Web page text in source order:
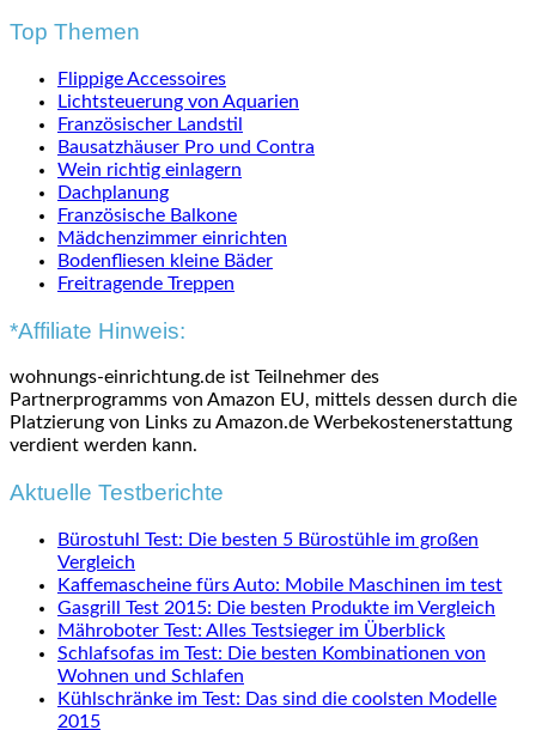
Top Themen
Flippige Accessoires
Lichtsteuerung von Aquarien
Französischer Landstil
Bausatzhäuser Pro und Contra
Wein richtig einlagern
Dachplanung
Französische Balkone
Mädchenzimmer einrichten
Bodenfliesen kleine Bäder
Freitragende Treppen
*Affiliate Hinweis:
wohnungs-einrichtung.de ist Teilnehmer des
Partnerprogramms von Amazon EU, mittels dessen durch die
Platzierung von Links zu Amazon.de Werbekostenerstattung
verdient werden kann.
Aktuelle Testberichte
Bürostuhl Test: Die besten 5 Bürostühle im großen
Vergleich
Kaffemascheine fürs Auto: Mobile Maschinen im test
Gasgrill Test 2015: Die besten Produkte im Vergleich
Mähroboter Test: Alles Testsieger im Überblick
Schlafsofas im Test: Die besten Kombinationen von
Wohnen und Schlafen
Kühlschränke im Test: Das sind die coolsten Modelle
2015